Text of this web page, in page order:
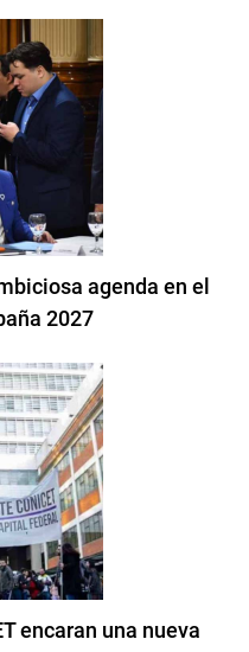
agenda en el
2027
encaran una nueva